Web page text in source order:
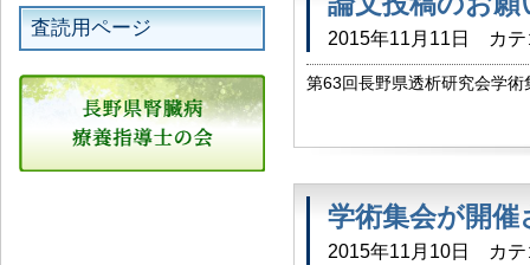
2015年11月11日 カ
第63回長野県透析研究会学
学術集会が開
2015年11月10日 カ
査読用ページ